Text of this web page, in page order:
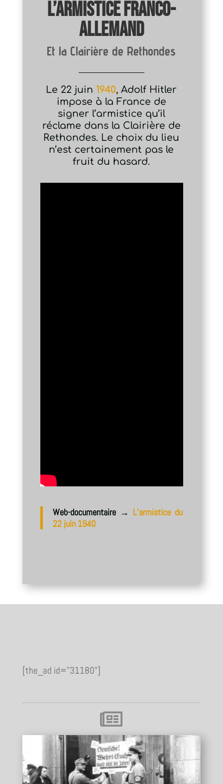
L’armistice franco-
allemand
Et la Clairière de Rethondes
Le 22 juin1940, Adolf Hitler
impose à la France de
signer l’armistice qu’il
réclame dans la Clairière de
Rethondes. Le choix du lieu
n’est certainement pas le
fruit du hasard.
Web-documentaire → L’armistice du
22 juin 1940
[the_ad id="31180"]
